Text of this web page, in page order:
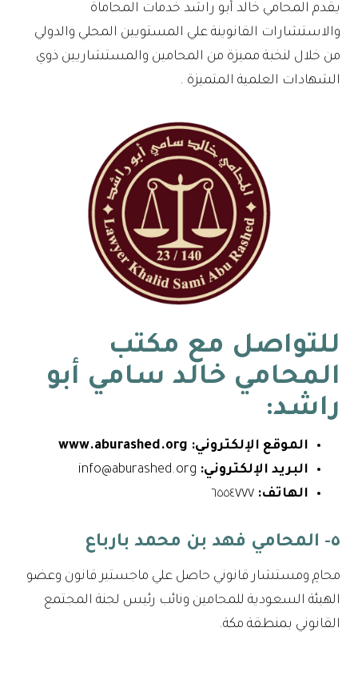
يقدم المحامي خالد أبو راشد خدمات المحاماة
والاستشارات القانوينة علي المستويين المحلي والدولي
من خلال لنخبة مميزة من المحامين والمستشاريين ذوي
الشهادات العلمية المتميزة .
للتواصل مع مكتب
المحامي خالد سامي أبو
راشد:
الموقع الإلكتروني: www.aburashed.org
البريد الإلكتروني:
الهاتف: ٦٥٥٤٧٧٧
٥- المحامي فهد بن محمد بارباع
محامِ ومستشار قانوني حاصل علي ماجستير قانون وعضو
الهيئة السعودية للمحامين ونائب رئيس لجنة المجتمع
القانوني بمنطقة مكة.